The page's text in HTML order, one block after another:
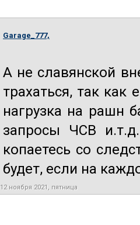
Garage_777,
А не славянской
трахаться, так
нагрузка на рашн
запросы ЧСВ
копаетесь со
будет, если на
12 ноября 2021, пятница